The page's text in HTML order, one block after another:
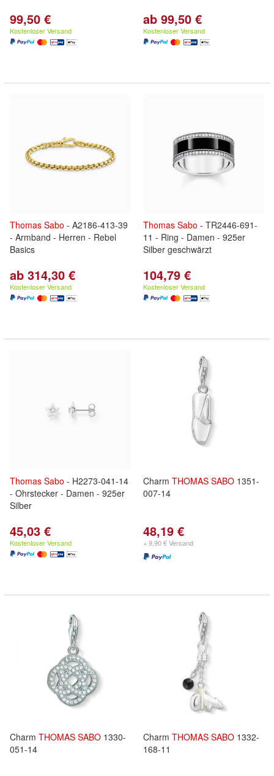
99,50 €
Kostenloser Versand
ab 99,50 €
Kostenloser Versand
Thomas Sabo - A2186-413-39
- Armband - Herren - Rebel
Basics
ab 314,30 €
Kostenloser Versand
Thomas Sabo - TR2446-691-
11 - Ring - Damen - 925er
Silber geschwärzt
104,79 €
Kostenloser Versand
Thomas Sabo - H2273-041-14
- Ohrstecker - Damen - 925er
Silber
45,03 €
Kostenloser Versand
Charm THOMAS SABO 1351-
007-14
48,19 €
+ 9,90 € Versand
Charm THOMAS SABO 1330-
051-14
Charm THOMAS SABO 1332-
168-11